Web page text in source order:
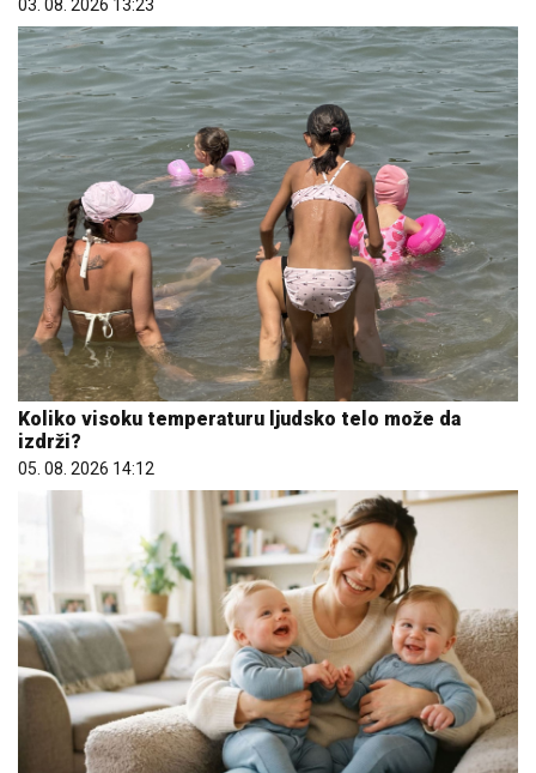
03. 08. 2026 13:23
Koliko visoku temperaturu ljudsko telo može da
izdrži?
05. 08. 2026 14:12